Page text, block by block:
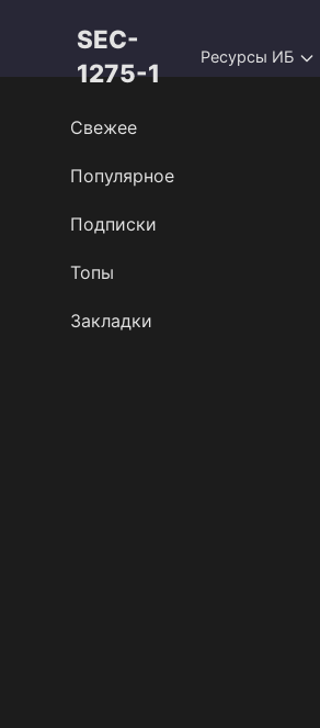
SEC-
1275-1
Ресурсы ИБ
Свежее
Популярное
Подписки
Топы
Закладки